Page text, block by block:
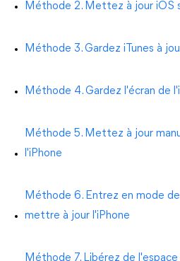
Méthode 2. Mettez à jour iOS
Méthode 3. Gardez iTunes à
Méthode 4. Gardez l'écran de
Méthode 5. Mettez à jour
l'iPhone
Méthode 6. Entrez en mode
mettre à jour l'iPhone
Méthode 7. Libérez de